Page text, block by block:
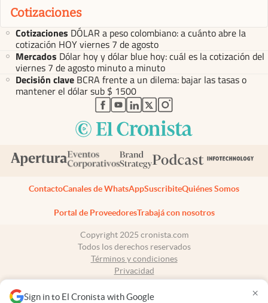
Sign in to El Cronista with Google ×
Cotizaciones
Cotizaciones DÓLAR a peso colombiano: a cuánto abre la
cotización HOY viernes 7 de agosto
Mercados Dólar hoy y dólar blue hoy: cuál es la cotización del
viernes 7 de agosto minuto a minuto
Decisión clave BCRA frente a un dilema: bajar las tasas o
mantener el dólar sub $ 1500
abre en nueva pestaña
abre en nueva pestaña
abre en nueva pestaña
abre en nueva pestaña
abre en nueva pestaña
ContactoCanales de WhatsAppSuscribiteQuiénes Somos
Portal de ProveedoresTrabajá con nosotros
Copyright 2025 cronista.com
Todos los derechos reservados
Términos y condiciones
Privacidad
Tel: +54 11 7078-3270